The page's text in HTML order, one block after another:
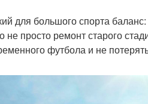
для большого спорта
просто ремонт старого
футбола и не